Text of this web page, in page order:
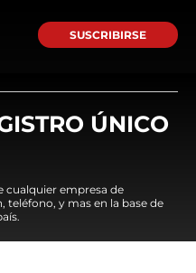
SUSCRIBIRSE
ÚNICO
cualquier empresa de
teléfono, y mas en la base de